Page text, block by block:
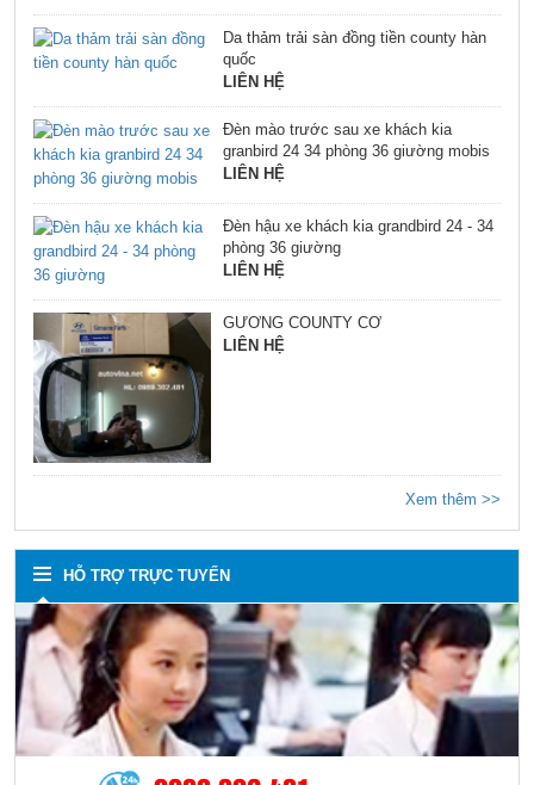
Da thảm trải sàn đồng tiền county hàn
quốc
LIÊN HỆ
Đèn mào trước sau xe khách kia
granbird 24 34 phòng 36 giường mobis
LIÊN HỆ
Đèn hậu xe khách kia grandbird 24 - 34
phòng 36 giường
LIÊN HỆ
GƯƠNG COUNTY CƠ
LIÊN HỆ
Xem thêm >>
HỖ TRỢ TRỰC TUYẾN